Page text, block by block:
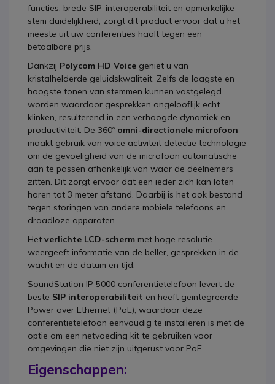
functies, brede SIP-interoperabiliteit en opmerkelijke
stem duidelijkheid, zorgt dit product ervoor dat u het
meeste uit uw conferenties haalt tegen een
betaalbare prijs.
Dankzij Polycom HD Voice geniet u van
kristalhelderde geluidskwaliteit. Zelfs de laagste en
hoogste tonen van stemmen kunnen vastgelegd
worden waardoor gesprekken ongelooflijk echt
klinken, resulterend in een verhoogde dynamiek en
productiviteit. De 360º omni-directionele microfoon
maakt gebruik van voice activiteit detectie technologie
om de gevoeligheid van de microfoon automatische
aan te passen afhankelijk van waar de deelnemers
zitten. Dit zorgt ervoor dat een ieder zich kan laten
horen tot 3 meter afstand. Daarbij is het ook bestand
tegen storingen van andere mobiele telefoons en
draadloze apparaten
Het verlichte LCD-scherm met hoge resolutie
weergeeft informatie van de beller, gesprekken in de
wacht en de datum en tijd.
SoundStation IP 5000 conferentietelefoon levert de
beste SIP interoperabiliteit en heeft geïntegreerde
Power over Ethernet (PoE), waardoor deze
conferentietelefoon eenvoudig te installeren is met de
optie om een netvoeding kit te gebruiken voor
omgevingen die niet zijn uitgerust voor PoE.
Eigenschappen: